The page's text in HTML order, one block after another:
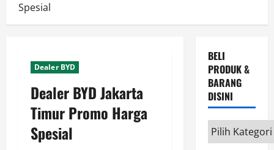
Spesial
Dealer BYD
Dealer BYD Jakarta
Timur Promo Harga
Spesial
BELI
PRODUK &
BARANG
DISINI
Beli
Produk